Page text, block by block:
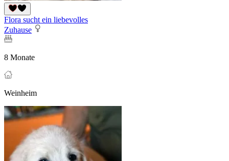
Flora sucht ein liebevolles
Zuhause
8 Monate
Weinheim